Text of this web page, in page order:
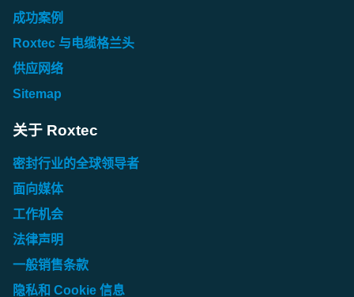
成功案例
Roxtec 与电缆格兰头
供应网络
Sitemap
关于 Roxtec
密封行业的全球领导者
面向媒体
工作机会
法律声明
一般销售条款
隐私和 Cookie 信息